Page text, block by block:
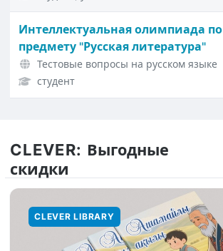
Интеллектуальная олимпиада по
предмету "Русская литература"
Тестовые вопросы на русском языке
студент
CLEVER: Выгодные
скидки
CLEVER LIBRARY